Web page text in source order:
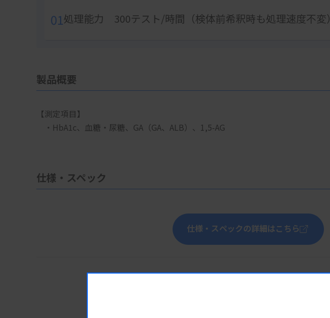
01処理能力 300テスト/時間（検体前希釈時も処理速度不変）
製品概要
【測定項目】
・HbA1c、血糖・尿糖、GA（GA、ALB）、1,5-AG
仕様・スペック
仕様・スペックの詳細はこちら